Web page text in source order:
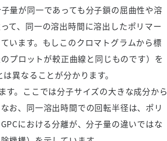
量が同一であっても分子鎖の屈曲性や溶
て、同一の溶出時間に溶出したポリマー
います。もしこのクロマトグラムから標
プロットが較正曲線と同じものです）を
異なることが分かります。
。ここでは分子サイズの大きな成分から
お、同一溶出時間での回転半径は、ポリ
における分離が、分子量の違いではな